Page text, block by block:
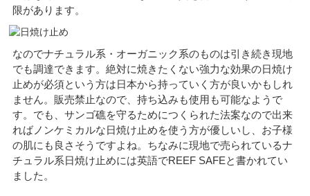
限があります。
なのでナチュラル系・オーガニック系のものは引き続き現地
でも調達できます。絶対に焼きたくない強力な効果の日焼け
止めが必須という方は日本から持っていく方が良いかもしれ
ません。販売禁止なので、持ち込みも使用も可能なようで
す。でも、サンゴ礁を守るためにつくられた法案なので出来
ればノンケミカルな日焼け止めを使う方が優しいし、お子様
の肌にも良さそうですよね。ちなみに現地で売られているナ
チュラル系日焼け止めには英語でREEF SAFEと書かれてい
ました。